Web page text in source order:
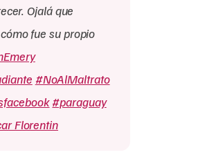
Ojalá que
fue su propio
#NoAlMaltrato
#paraguay
Florentin